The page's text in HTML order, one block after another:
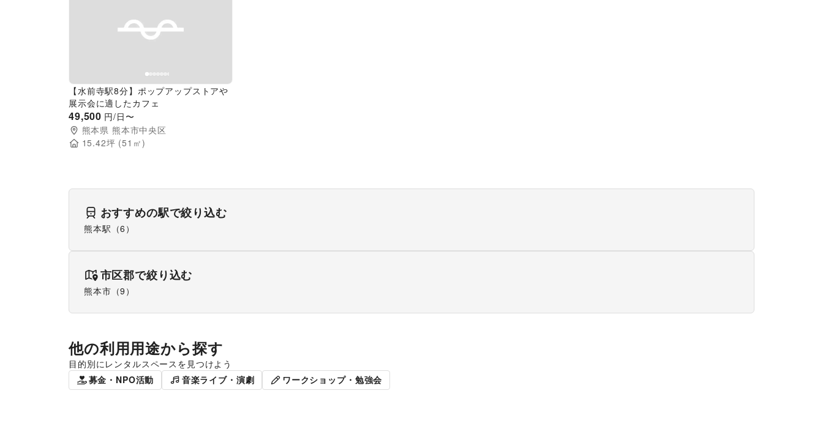
Previous slide
【水前寺駅8分】ポップアップストアや
展示会に適したカフェ
49,500 円/日〜
熊本県 熊本市中央区
15.42坪 (51 ㎡)
おすすめの駅で絞り込む
熊本駅 （6 ）
市区郡で絞り込む
熊本市 （9 ）
他の利用用途から探す
目的別にレンタルスペースを見つけよう
ポップアップストア 食品販売 販促イベント
募金・NPO活動 音楽ライブ・演劇 ワークショップ・勉強会